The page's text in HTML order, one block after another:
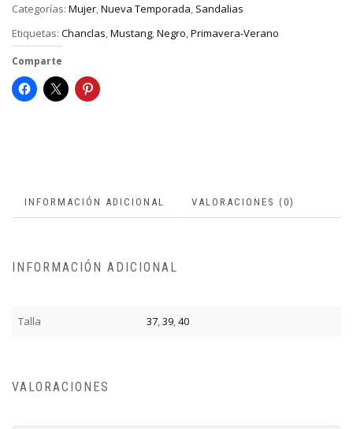
Categorías: Mujer,Nueva Temporada, Sandalias
Etiquetas: Chanclas,Mustang,Negro,Primavera-Verano
Comparte
INFORMACIÓN ADICIONAL VALORACIONES (0)
INFORMACIÓN ADICIONAL
Talla 37,39,40
VALORACIONES